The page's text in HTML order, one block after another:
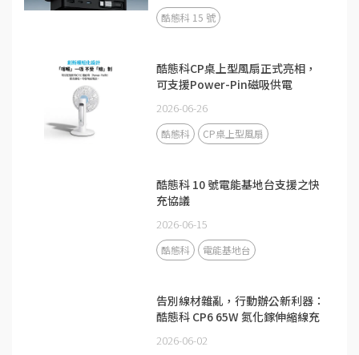
酷態科 15 號
酷態科CP桌上型風扇正式亮相，
可支援Power-Pin磁吸供電
2026-06-26
酷態科 CP桌上型風扇
酷態科 10 號電能基地台支援之快
充協議
2026-06-15
酷態科 電能基地台
告別線材雜亂，行動辦公新利器：
酷態科 CP6 65W 氮化鎵伸縮線充
2026-06-02